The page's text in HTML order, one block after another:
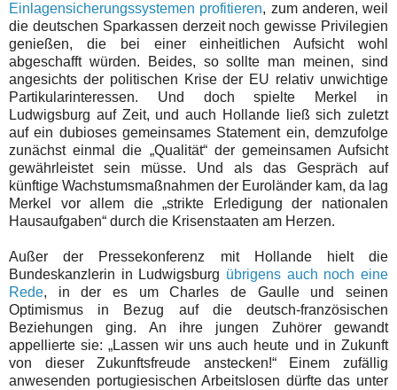
Einlagensicherungssystemen profitieren, zum anderen, weil
die deutschen Sparkassen derzeit noch gewisse Privilegien
genießen, die bei einer einheitlichen Aufsicht wohl
abgeschafft würden. Beides, so sollte man meinen, sind
angesichts der politischen Krise der EU relativ unwichtige
Partikularinteressen. Und doch spielte Merkel in
Ludwigsburg auf Zeit, und auch Hollande ließ sich zuletzt
auf ein dubioses gemeinsames Statement ein, demzufolge
zunächst einmal die „Qualität“ der gemeinsamen Aufsicht
gewährleistet sein müsse. Und als das Gespräch auf
künftige Wachstumsmaßnahmen der Euroländer kam, da lag
Merkel vor allem die „strikte Erledigung der nationalen
Hausaufgaben“ durch die Krisenstaaten am Herzen.
Außer der Pressekonferenz mit Hollande hielt die
Bundeskanzlerin in Ludwigsburg übrigens auch noch eine
Rede, in der es um Charles de Gaulle und seinen
Optimismus in Bezug auf die deutsch-französischen
Beziehungen ging. An ihre jungen Zuhörer gewandt
appellierte sie: „Lassen wir uns auch heute und in Zukunft
von dieser Zukunftsfreude anstecken!“ Einem zufällig
anwesenden portugiesischen Arbeitslosen dürfte das unter